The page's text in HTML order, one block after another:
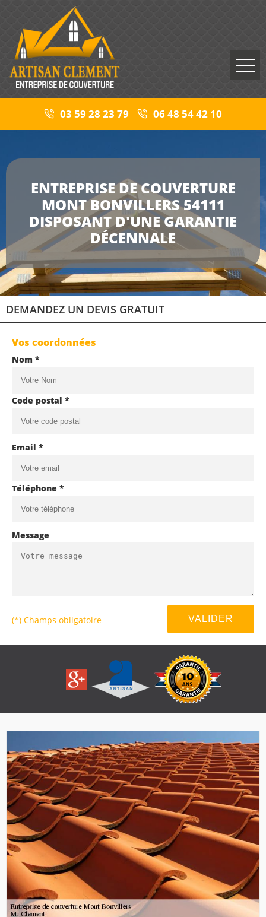
03 59 28 23 79 06 48 54 42 10
ENTREPRISE DE COUVERTURE
MONT BONVILLERS 54111
DISPOSANT D'UNE GARANTIE
DÉCENNALE
DEMANDEZ UN DEVIS GRATUIT
Vos coordonnées
Nom *
Code postal *
Email *
Téléphone *
Message
(*) Champs obligatoire